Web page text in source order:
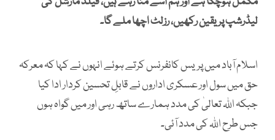
لیڈرشپ پر یقین رکھیں، رزلٹ اچھا ملے گا۔
اسلام آباد میں پریس کانفرنس کرتے ہوئے انہوں نے کہا کہ معرکہ
حق میں سول اور عسکری اداروں نے قابلِ تحسین کردار ادا کیا
جبکہ اللہ تعالیٰ کی مدد ہمارے ساتھ رہی اور میں گواہ ہوں
جس طرح اللہ کی مدد آئی۔